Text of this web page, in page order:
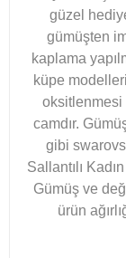
güzel
gümüşten
kaplama
küpe
oksitlenmesi
camdır.
gibi
Sallantılı
Gümüş ve
ürün